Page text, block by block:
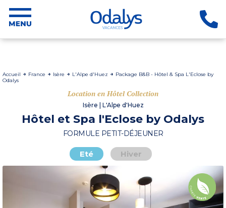
Accueil France Isère L'Alpe d'Huez
Package B&B - Hôtel & Spa L'Eclose by
Odalys
Location en Hôtel Collection
Isère | L'Alpe d'Huez
Hôtel et Spa l'Eclose by Odalys
FORMULE PETIT-DÉJEUNER
Eté Hiver